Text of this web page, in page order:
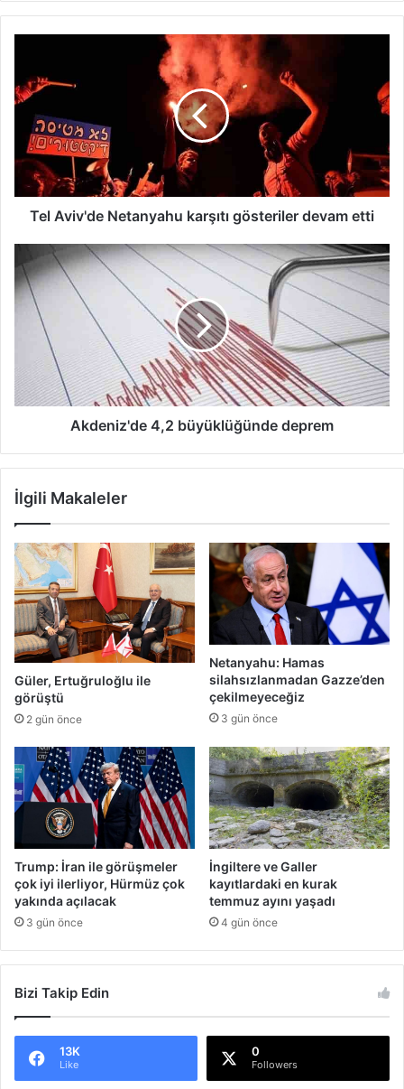
Netanyahu
karşıtı
gösteriler
devam
etti
Tel Aviv'de Netanyahu karşıtı gösteriler devam etti
Akdeniz'de
4,2
büyüklüğünde
deprem
Akdeniz'de 4,2 büyüklüğünde deprem
İlgili Makaleler
Güler, Ertuğruloğlu ile
görüştü
2 gün önce
Netanyahu: Hamas
silahsızlanmadan Gazze’den
çekilmeyeceğiz
3 gün önce
Trump: İran ile görüşmeler
çok iyi ilerliyor, Hürmüz çok
yakında açılacak
3 gün önce
İngiltere ve Galler
kayıtlardaki en kurak
temmuz ayını yaşadı
4 gün önce
Bizi Takip Edin
13K
Like
0
Followers